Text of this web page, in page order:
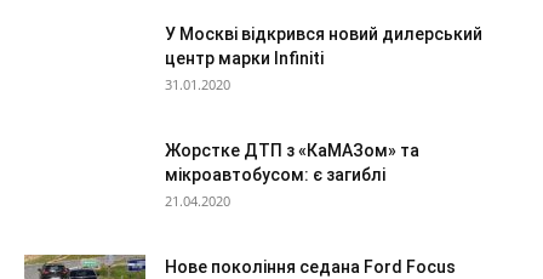
У Москві відкрився новий дилерський
центр марки Infiniti
31.01.2020
Жорстке ДТП з «КаМАЗом» та
мікроавтобусом: є загиблі
21.04.2020
Нове покоління седана Ford Focus